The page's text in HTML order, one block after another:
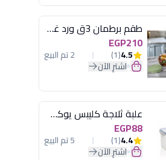
طقم برطمان 3ق ورد غطاء مينت جرين هيريفين
EGP210
4.5
(1) 2 تم البيع
اشترِ الآن
علبة ثلاجة كليبس يوكسان
EGP88
4.4
(1) 5 تم البيع
اشترِ الآن